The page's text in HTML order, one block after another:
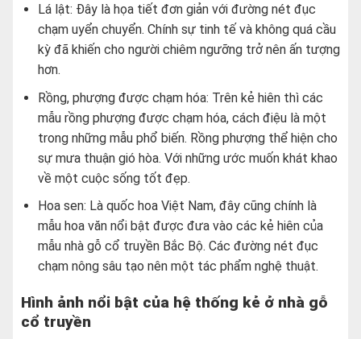
Lá lật: Đây là họa tiết đơn giản với đường nét đục
chạm uyển chuyển. Chính sự tinh tế và không quá cầu
kỳ đã khiến cho người chiêm ngưỡng trở nên ấn tượng
hơn.
Rồng, phượng được chạm hóa: Trên kẻ hiên thì các
mẫu rồng phượng được chạm hóa, cách điệu là một
trong những mẫu phổ biến. Rồng phượng thể hiện cho
sự mưa thuận gió hòa. Với những ước muốn khát khao
về một cuộc sống tốt đẹp.
Hoa sen: Là quốc hoa Việt Nam, đây cũng chính là
mẫu hoa văn nổi bật được đưa vào các kẻ hiên của
mẫu nhà gỗ cổ truyền Bắc Bộ. Các đường nét đục
chạm nông sâu tạo nên một tác phẩm nghệ thuật.
Hình ảnh nổi bật của hệ thống kẻ ở nhà gỗ
cổ truyền